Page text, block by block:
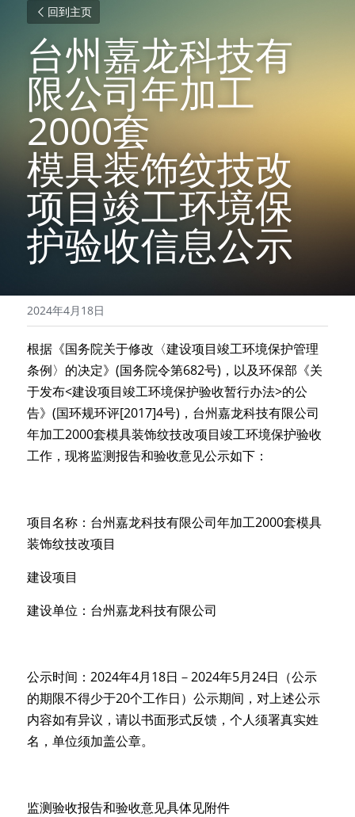
回到主页
台州嘉龙科技有
限公司年加工
2000套
模具装饰纹技改
项目竣工环境保
护验收信息公示
2024年4月18日
根据《国务院关于修改〈建设项目竣工环境保护管理
条例〉的决定》(国务院令第682号)，以及环保部《关
于发布<建设项目竣工环境保护验收暂行办法>的公
告》(国环规环评[2017]4号)，台州嘉龙科技有限公司
年加工2000套模具装饰纹技改项目竣工环境保护验收
工作，现将监测报告和验收意见公示如下：
项目名称：台州嘉龙科技有限公司年加工2000套模具
装饰纹技改项目
建设项目
建设单位：台州嘉龙科技有限公司
公示时间：2024年4月18日－2024年5月24日（公示
的期限不得少于20个工作日）公示期间，对上述公示
内容如有异议，请以书面形式反馈，个人须署真实姓
名，单位须加盖公章。
监测验收报告和验收意见具体见附件